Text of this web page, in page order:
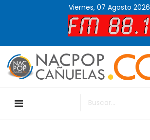
Viernes, 07 Agosto 2026